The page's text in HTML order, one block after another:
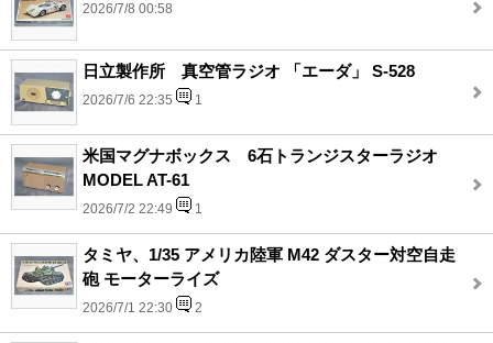
2026/7/8 00:58
日立製作所 真空管ラジオ 「エーダ」 S-528
2026/7/6 22:35 1
米国マグナボックス 6石トランジスターラジオ
MODEL AT-61
2026/7/2 22:49 1
タミヤ、1/35 アメリカ陸軍 M42 ダスター対空自走
砲 モーターライズ
2026/7/1 22:30 2